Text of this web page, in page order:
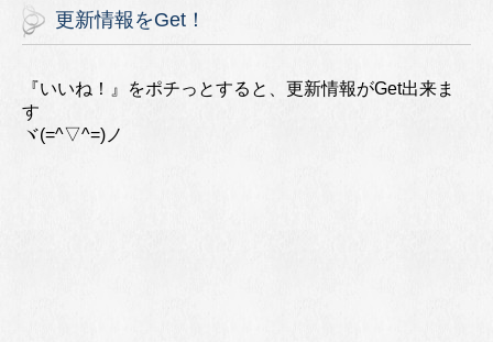
更新情報をGet！
『いいね！』をポチっとすると、更新情報がGet出来ま
す
ヾ(=^▽^=)ノ